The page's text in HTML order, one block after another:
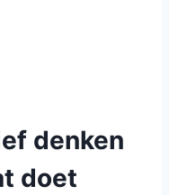
denken
doet